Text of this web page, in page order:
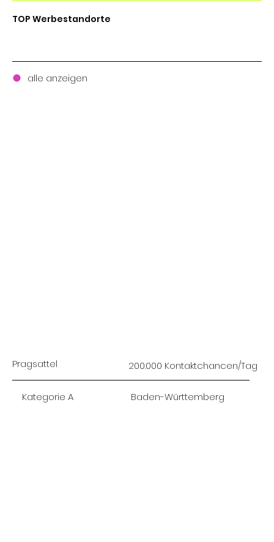
Kategorie A
200.000 Kontaktchancen/Tag
Pragsattel
Baden-Württemberg
alle anzeigen
TOP Werbestandorte